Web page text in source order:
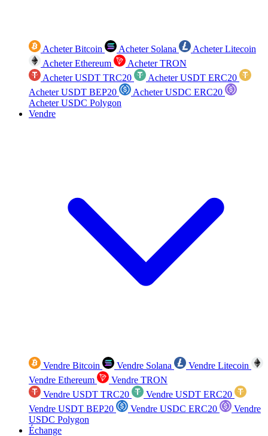
Acheter Bitcoin Acheter Solana
Acheter Litecoin
Acheter Ethereum
Acheter TRON
Acheter USDT TRC20
Acheter USDT ERC20
Acheter USDT BEP20
Acheter USDC ERC20
Acheter USDC Polygon
Vendre
Vendre Bitcoin Vendre Solana
Vendre Litecoin
Vendre Ethereum
Vendre TRON
Vendre USDT TRC20
Vendre USDT ERC20
Vendre USDT BEP20
Vendre USDC ERC20
Vendre
USDC Polygon
Échange